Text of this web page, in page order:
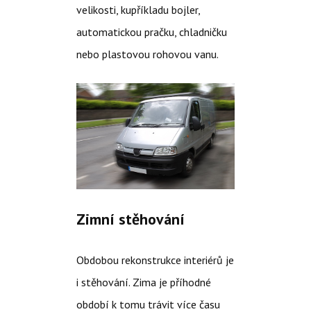
velikosti, kupříkladu bojler,
automatickou pračku, chladničku
nebo plastovou rohovou vanu.
Zimní stěhování
Obdobou rekonstrukce interiérů je
i stěhování. Zima je příhodné
období k tomu trávit více času